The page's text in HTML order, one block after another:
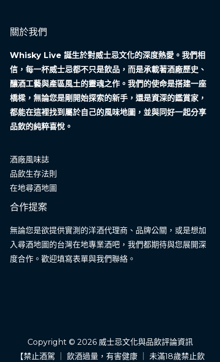
關於我們
Whisky Live 誕生於對威士忌文化的深度熱愛。我們相
信，每一杯威士忌都不只是飲品，而是承載著酒廠歷史、
釀酒工藝與產區風土的靈魂之作。我們的使命是搭建一座
橋樑，無論您是剛開始探索的新手，還是資深的鑑賞家，
都能在這裡找到屬於自己的風味地圖，並與同好一起分享
品飲的純粹喜悅。
酒廠風味誌
品飲生存法則
在地尋酒地圖
合作提案
無論您是欲提供實測的洋酒代理商、品牌公關，或是想加
入尋酒地圖的台灣在地專業酒吧，我們都期待與您展開深
度合作。歡迎填寫表單與我們聯絡。
Copyright © 2026 威士忌文化與品飲評論資訊
【禁止酒駕 ｜ 飲酒過量，有害健康 ｜ 未滿18歲禁止飲